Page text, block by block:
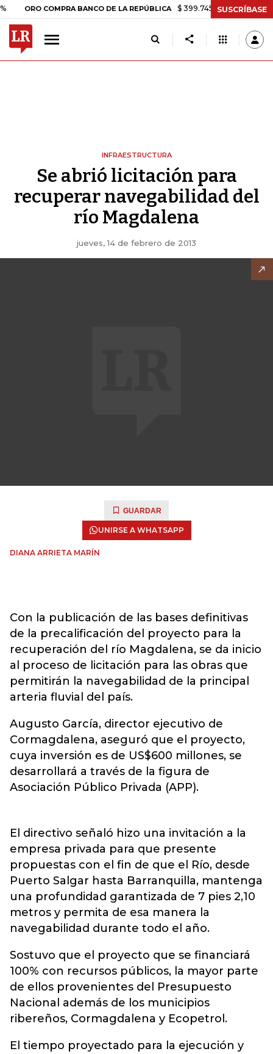
ORO COMPRA BANCO DE LA REPÚBLICA $ 399.745,16 +$ 2.295,71
SUSCRÍBASE
INFRAESTRUCTURA
Se abrió licitación para
recuperar navegabilidad del
río Magdalena
jueves, 14 de febrero de 2013
GUARDAR
UNIRSE A WHATSAPP
DIANA ARRIETA MARÍN
Con la publicación de las bases definitivas
de la precalificación del proyecto para la
recuperación del río Magdalena, se da inicio
al proceso de licitación para las obras que
permitirán la navegabilidad de la principal
arteria fluvial del país.
Augusto García, director ejecutivo de
Cormagdalena, aseguró que el proyecto,
cuya inversión es de US$600 millones, se
desarrollará a través de la figura de
Asociación Público Privada (APP).
El directivo señaló hizo una invitación a la
empresa privada para que presente
propuestas con el fin de que el Río, desde
Puerto Salgar hasta Barranquilla, mantenga
una profundidad garantizada de 7 pies 2,10
metros y permita de esa manera la
navegabilidad durante todo el año.
Sostuvo que el proyecto que se financiará
100% con recursos públicos, la mayor parte
de ellos provenientes del Presupuesto
Nacional además de los municipios
ribereños, Cormagdalena y Ecopetrol.
El tiempo proyectado para la ejecución y